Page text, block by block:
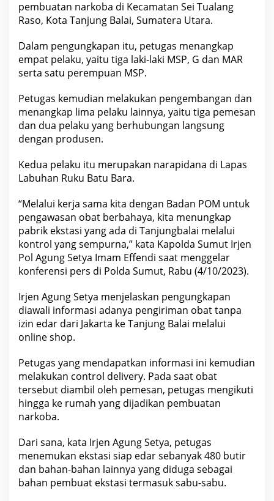
u
n
g
l
a
i
,
r
j
e
n
A
g
g
S
y
a
:
I
n
D
i
n
d
a
l
n
N
a
p
d
p
a
s
pembuatan narkoba di Kecamatan Sei Tualang
Raso, Kota Tanjung Balai, Sumatera Utara.
Dalam pengungkapan itu, petugas menangkap
empat pelaku, yaitu tiga laki-laki MSP, G dan MAR
serta satu perempuan MSP.
Petugas kemudian melakukan pengembangan dan
menangkap lima pelaku lainnya, yaitu tiga pemesan
dan dua pelaku yang berhubungan langsung
dengan produsen.
Kedua pelaku itu merupakan narapidana di Lapas
Labuhan Ruku Batu Bara.
“Melalui kerja sama kita dengan Badan POM untuk
pengawasan obat berbahaya, kita menungkap
pabrik ekstasi yang ada di Tanjungbalai melalui
kontrol yang sempurna,” kata Kapolda Sumut Irjen
Pol Agung Setya Imam Effendi saat menggelar
konferensi pers di Polda Sumut, Rabu (4/10/2023).
Irjen Agung Setya menjelaskan pengungkapan
diawali informasi adanya pengiriman obat tanpa
izin edar dari Jakarta ke Tanjung Balai melalui
online shop.
Petugas yang mendapatkan informasi ini kemudian
melakukan control delivery. Pada saat obat
tersebut diambil oleh pemesan, petugas mengikuti
hingga ke rumah yang dijadikan pembuatan
narkoba.
Dari sana, kata Irjen Agung Setya, petugas
menemukan ekstasi siap edar sebanyak 480 butir
dan bahan-bahan lainnya yang diduga sebagai
bahan pembuat ekstasi termasuk sabu-sabu.